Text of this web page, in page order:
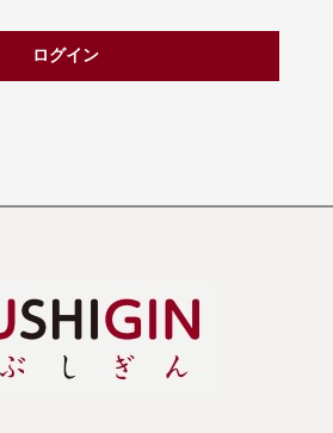
ログイン